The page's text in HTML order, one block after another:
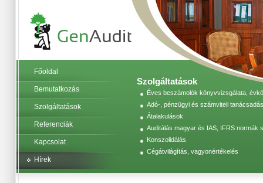
Főoldal
Bemutatkozás
Szolgáltatások
Referenciák
Kapcsolat
Hírek
Szolgáltatások
Éves beszámolók könyvvizsgálata,
Adó-, pénzügyi és számviteli
Átalakulások
Auditálás magyar és IAS, IFRS normák
Konszolidálás
Cégátvilágítás, vagyonértékelés